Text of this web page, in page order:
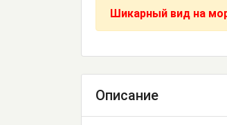
Шикарный вид на
Описание